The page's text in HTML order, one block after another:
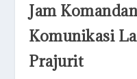
Jam
Komunikasi
Prajurit